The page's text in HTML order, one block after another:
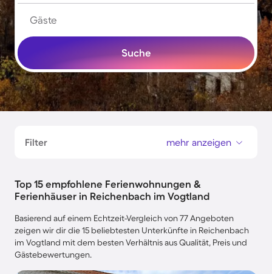
Gäste
Suche
Filter mehr anzeigen
Top 15 empfohlene Ferienwohnungen &
Ferienhäuser in Reichenbach im Vogtland
Basierend auf einem Echtzeit-Vergleich von 77 Angeboten
zeigen wir dir die 15 beliebtesten Unterkünfte in Reichenbach
im Vogtland mit dem besten Verhältnis aus Qualität, Preis und
Gästebewertungen.